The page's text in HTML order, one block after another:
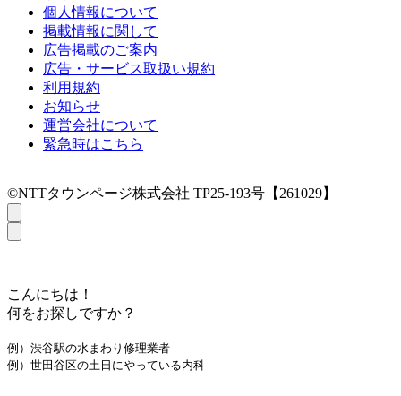
個人情報について
掲載情報に関して
広告掲載のご案内
広告・サービス取扱い規約
利用規約
お知らせ
運営会社について
緊急時はこちら
©NTTタウンページ株式会社 TP25-193号【261029】
こんにちは！
何をお探しですか？
例）渋谷駅の水まわり修理業者
例）世田谷区の土日にやっている内科